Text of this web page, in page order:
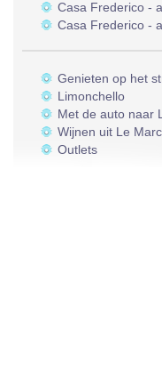
Casa Frederico -
Casa Frederico -
Genieten op het
Limonchello
Met de auto naar
Wijnen uit Le
Outlets